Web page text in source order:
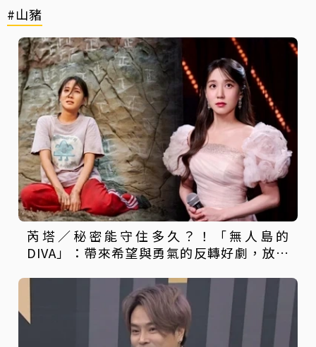
#山豬
芮塔／秘密能守住多久？！「無人島的
DIVA」：帶來希望與勇氣的反轉好劇，放手